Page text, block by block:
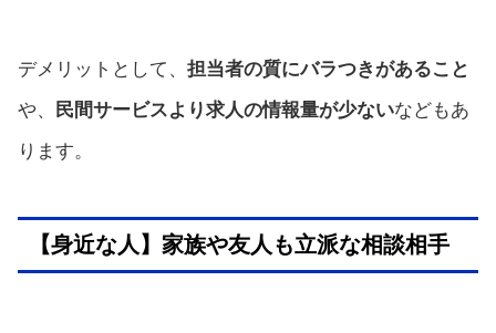
デメリットとして、 担当者の質にバラつきがあること
や、 民間サービスより求人の情報量が少ないなどもあ
ります。
【身近な人】家族や友人も立派な相談相手